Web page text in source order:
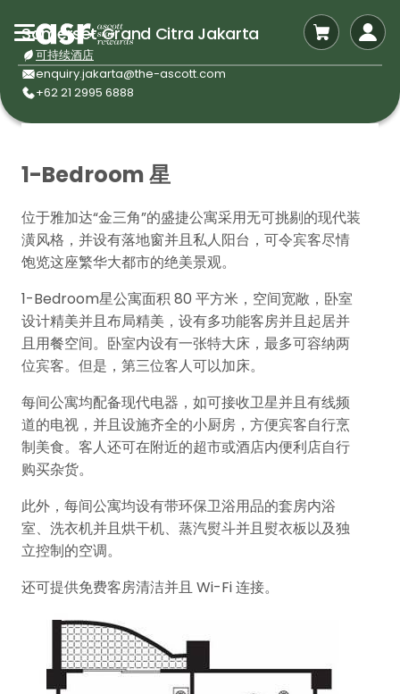
Somerset Grand Citra Jakarta
可持续酒店
enquiry.jakarta@the-ascott.com
+62 21 2995 6888
1-Bedroom 星
位于雅加达“金三角”的盛捷公寓采用无可挑剔的现代装
潢风格，并设有落地窗并且私人阳台，可令宾客尽情
饱览这座繁华大都市的绝美景观。
1-Bedroom星公寓面积 80 平方米，空间宽敞，卧室
设计精美并且布局精美，设有多功能客房并且起居并
且用餐空间。卧室内设有一张特大床，最多可容纳两
位宾客。但是，第三位客人可以加床。
每间公寓均配备现代电器，如可接收卫星并且有线频
道的电视，并且设施齐全的小厨房，方便宾客自行烹
制美食。客人还可在附近的超市或酒店内便利店自行
购买杂货。
此外，每间公寓均设有带环保卫浴用品的套房内浴
室、洗衣机并且烘干机、蒸汽熨斗并且熨衣板以及独
立控制的空调。
还可提供免费客房清洁并且 Wi-Fi 连接。